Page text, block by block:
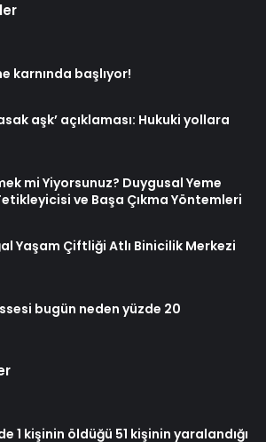
karnında başlıyor!
aşk’ açıklaması: Hukuki yollara
mi Yiyorsunuz? Duygusal Yeme
Tetikleyicisi ve Başa Çıkma Yöntemleri
Yaşam Çiftliği Atlı Binicilik Merkezi
bugün neden yüzde 20
1 kişinin öldüğü 51 kişinin yaralandığı